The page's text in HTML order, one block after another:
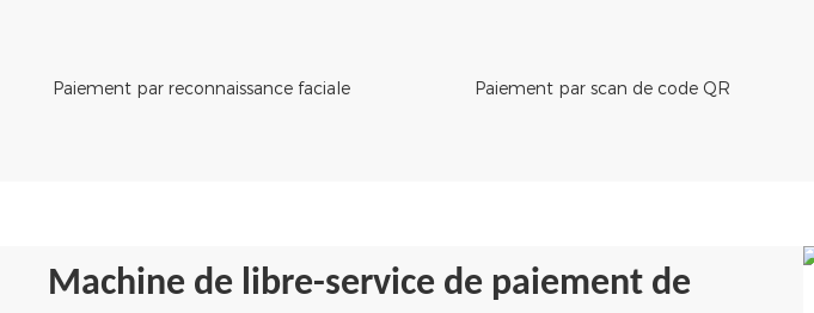
Paiement par reconnaissance faciale Paiement par scan de code QR
Machine de libre-service de paiement de